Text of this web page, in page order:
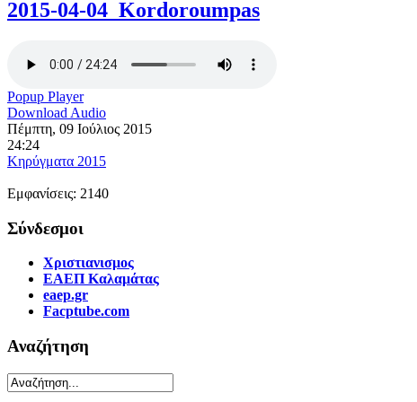
2015-04-04_Kordoroumpas
Popup Player
Download Audio
Πέμπτη, 09 Ιούλιος 2015
24:24
Κηρύγματα 2015
Εμφανίσεις: 2140
Σύνδεσμοι
Χριστιανισμος
ΕΑΕΠ Καλαμάτας
eaep.gr
Facptube.com
Αναζήτηση